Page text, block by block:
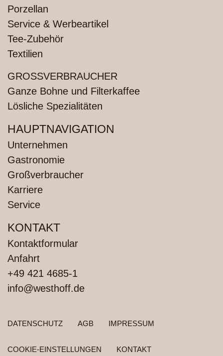
Porzellan
Service & Werbeartikel
Tee-Zubehör
Textilien
GROSSVERBRAUCHER
Ganze Bohne und Filterkaffee
Lösliche Spezialitäten
HAUPTNAVIGATION
Unternehmen
Gastronomie
Großverbraucher
Karriere
Service
KONTAKT
Kontaktformular
Anfahrt
+49 421 4685-1
info@westhoff.de
DATENSCHUTZ AGB IMPRESSUM
COOKIE-EINSTELLUNGEN KONTAKT